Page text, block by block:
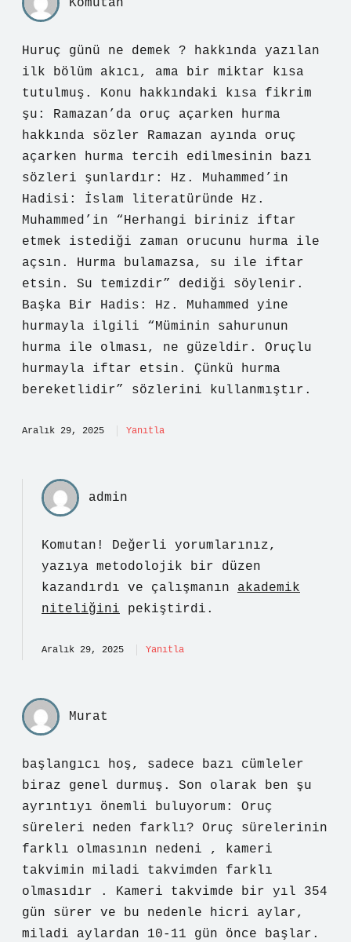
Komutan
Huruç günü ne demek ? hakkında yazılan
ilk bölüm akıcı, ama bir miktar kısa
tutulmuş. Konu hakkındaki kısa fikrim
şu: Ramazan’da oruç açarken hurma
hakkında sözler Ramazan ayında oruç
açarken hurma tercih edilmesinin bazı
sözleri şunlardır: Hz. Muhammed’in
Hadisi: İslam literatüründe Hz.
Muhammed’in “Herhangi biriniz iftar
etmek istediği zaman orucunu hurma ile
açsın. Hurma bulamazsa, su ile iftar
etsin. Su temizdir” dediği söylenir.
Başka Bir Hadis: Hz. Muhammed yine
hurmayla ilgili “Müminin sahurunun
hurma ile olması, ne güzeldir. Oruçlu
hurmayla iftar etsin. Çünkü hurma
bereketlidir” sözlerini kullanmıştır.
Aralık 29, 2025 Yanıtla
admin
Komutan! Değerli yorumlarınız,
yazıya metodolojik bir düzen
kazandırdı ve çalışmanın akademik
niteliğini pekiştirdi.
Aralık 29, 2025 Yanıtla
Murat
başlangıcı hoş, sadece bazı cümleler
biraz genel durmuş. Son olarak ben şu
ayrıntıyı önemli buluyorum: Oruç
süreleri neden farklı? Oruç sürelerinin
farklı olmasının nedeni , kameri
takvimin miladi takvimden farklı
olmasıdır . Kameri takvimde bir yıl 354
gün sürer ve bu nedenle hicri aylar,
miladi aylardan 10-11 gün önce başlar.